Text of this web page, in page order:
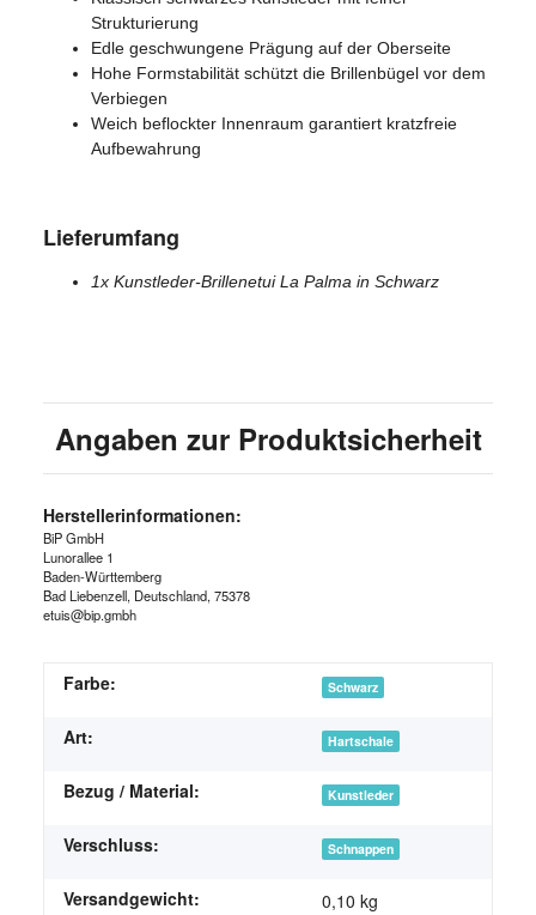
Strukturierung
Edle geschwungene Prägung auf der Oberseite
Hohe Formstabilität schützt die Brillenbügel vor dem
Verbiegen
Weich beflockter Innenraum garantiert kratzfreie
Aufbewahrung
Lieferumfang
1x Kunstleder-Brillenetui La Palma in Schwarz
Angaben zur Produktsicherheit
Herstellerinformationen:
BiP GmbH
Lunorallee 1
Baden-Württemberg
Bad Liebenzell, Deutschland, 75378
etuis@bip.gmbh
Farbe: Schwarz
Art: Hartschale
Bezug / Material: Kunstleder
Verschluss: Schnappen
Versandgewicht:
0,10 kg